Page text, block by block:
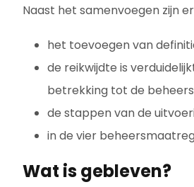
Naast het samenvoegen zijn
het toevoegen van
de reikwijdte is
betrekking tot de
de stappen van de
in de vier
Wat is gebleven?